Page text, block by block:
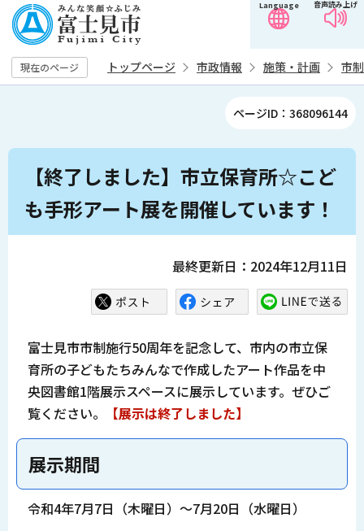
の
ペ
ー
音声読み上げ
Language
現在のページ トップページ 市政情報 施策・計画 市
ページID：368096144
本
か
【終了しました】市立保育所☆こど
も手形アート展を開催しています！
最終更新日：2024年12月11日
富士見市市制施行50周年を記念して、市内の市立保
育所の子どもたちみんなで作成したアート作品を中
央図書館1階展示スペースに展示しています。ぜひご
覧ください。
【展示は終了しました】
展示期間
令和4年7月7日（木曜日）～7月20日（水曜日）